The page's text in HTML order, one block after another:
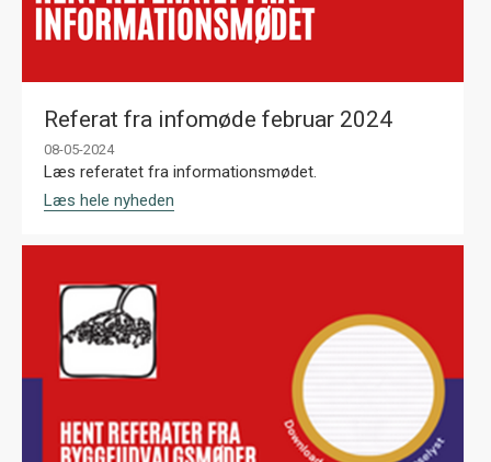
Referat fra infomøde februar 2024
08-05-2024
Læs referatet fra informationsmødet.
Læs hele nyheden